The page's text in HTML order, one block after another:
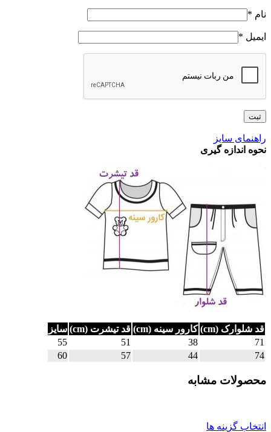
نام *
ایمیل *
راهنمای سایز
نحوه اندازه گیری
قد شلوارک (cm) کارور سینه (cm) قد تیشرت (cm)
سایز
71
38
51
55
74
44
57
60
محصولات مشابه
انتخاب گزینه ها